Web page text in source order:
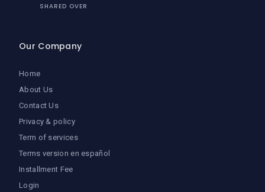
SHARED OVER
Our Company
Home
About Us
Contact Us
Privacy & policy
Term of services
Terms version en español
Installment Fee
Login